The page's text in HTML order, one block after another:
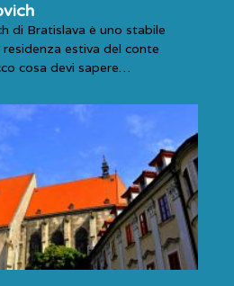
di Bratislava è uno stabile
estiva del conte
cosa devi sapere…